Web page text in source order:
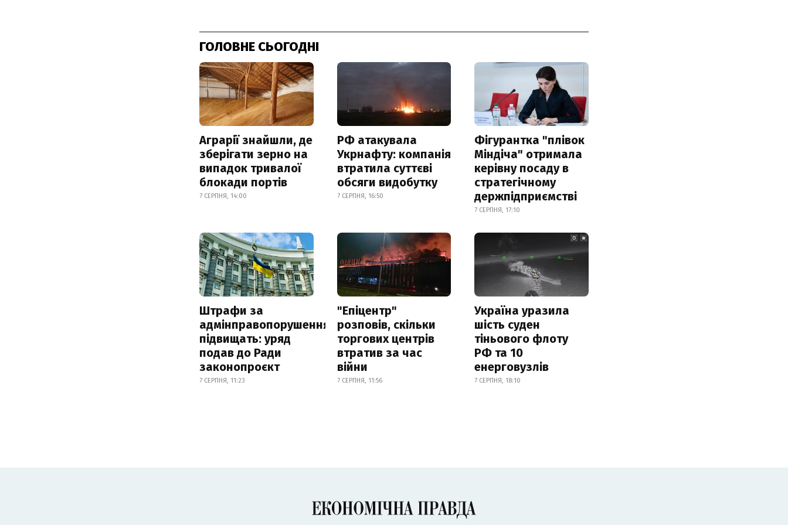
ГОЛОВНЕ СЬОГОДНІ
Аграрії знайшли, де
зберігати зерно на
випадок тривалої
блокади портів
7 СЕРПНЯ, 14:00
РФ атакувала
Укрнафту: компанія
втратила суттєві
обсяги видобутку
7 СЕРПНЯ, 16:50
Фігурантка "плівок
Міндіча" отримала
керівну посаду в
стратегічному
держпідприємстві
7 СЕРПНЯ, 17:10
Штрафи за
адмінправопорушення
підвищать: уряд
подав до Ради
законопроєкт
7 СЕРПНЯ, 11:23
"Епіцентр"
розповів, скільки
торгових центрів
втратив за час
війни
7 СЕРПНЯ, 11:56
Україна уразила
шість суден
тіньового флоту
РФ та 10
енерговузлів
7 СЕРПНЯ, 18:10